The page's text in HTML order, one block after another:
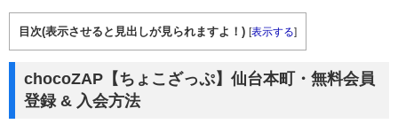
目次(表示させると見出しが見られますよ！) [表示する]
chocoZAP【ちょこざっぷ】仙台本町・無料会員
登録 & 入会方法